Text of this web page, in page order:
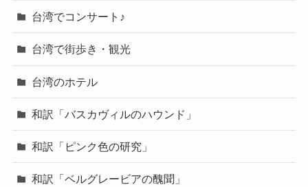
台湾でコンサート♪
台湾で街歩き・観光
台湾のホテル
和訳「バスカヴィルのハウンド」
和訳「ピンク色の研究」
和訳「ベルグレービアの醜聞」